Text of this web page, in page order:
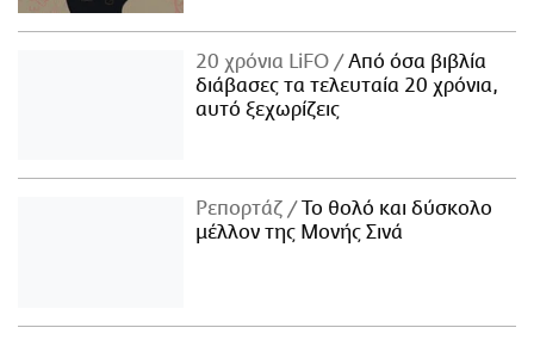
20 χρόνια LiFO
Από όσα βιβλία
διάβασες τα τελευταία 20 χρόνια,
αυτό ξεχωρίζεις
Ρεπορτάζ
Το θολό και δύσκολο
μέλλον της Μονής Σινά